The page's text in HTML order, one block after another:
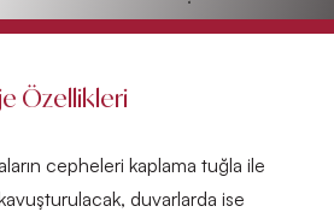
Özellikleri
cepheleri kaplama tuğla ile
duvarlarda ise